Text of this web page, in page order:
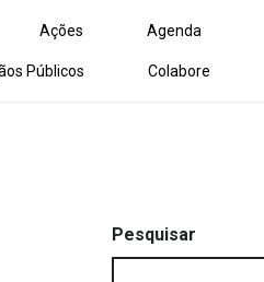
Ações Agenda
Públicos Colabore
Pesquisar